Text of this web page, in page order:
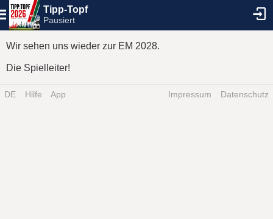
Tipp-Topf
Pausiert
Wir sehen uns wieder zur EM 2028.
Die Spielleiter!
DE Hilfe App Impressum Datenschutz